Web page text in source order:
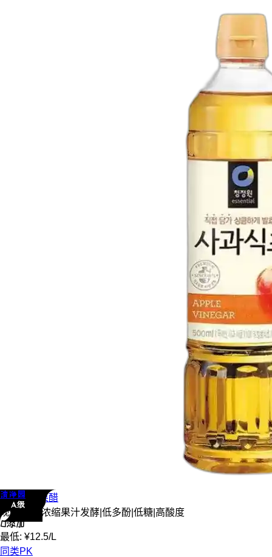
清净园
A级
清净园
苹果醋
现代发酵
浓缩果汁发酵 低多酚 低糖 高酸度
0添加
最低: ¥12.5/L
同类PK